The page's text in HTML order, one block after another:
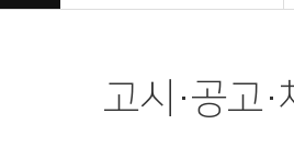
고시·공고